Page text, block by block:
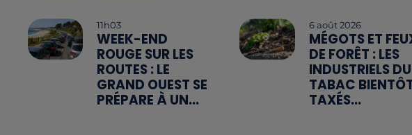
11h03
WEEK-END
ROUGE SUR LES
ROUTES : LE
GRAND OUEST SE
PRÉPARE À UN...
6 août 2026
MÉGOTS ET
DE FORÊT : LES
INDUSTRIELS DU
TABAC
TAXÉS...